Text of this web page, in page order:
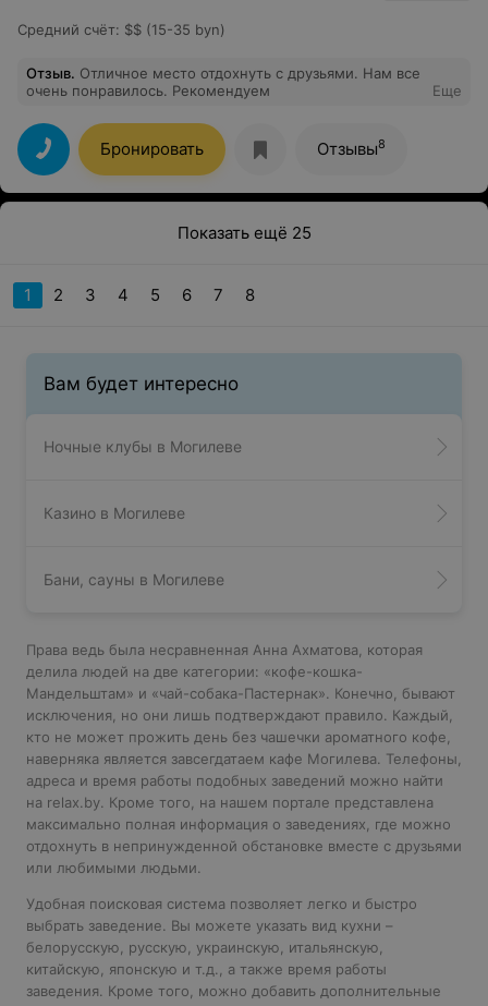
Средний счёт: $$ (15-35 byn)
Отзыв. Отличное место отдохнуть с друзьями. Нам все
очень понравилось. Рекомендуем
Еще
Бронировать Отзывы8
Показать ещё 25
1 2 3 4 5 6 7 8
Вам будет интересно
Ночные клубы в Могилеве
Казино в Могилеве
Бани, сауны в Могилеве
Права ведь была несравненная Анна Ахматова, которая
делила людей на две категории: «кофе-кошка-
Мандельштам» и «чай-собака-Пастернак». Конечно, бывают
исключения, но они лишь подтверждают правило. Каждый,
кто не может прожить день без чашечки ароматного кофе,
наверняка является завсегдатаем кафе Могилева. Телефоны,
адреса и время работы подобных заведений можно найти
на relax.by. Кроме того, на нашем портале представлена
максимально полная информация о заведениях, где можно
отдохнуть в непринужденной обстановке вместе с друзьями
или любимыми людьми.
Удобная поисковая система позволяет легко и быстро
выбрать заведение. Вы можете указать вид кухни –
белорусскую, русскую, украинскую, итальянскую,
китайскую, японскую и т.д., а также время работы
заведения. Кроме того, можно добавить дополнительные